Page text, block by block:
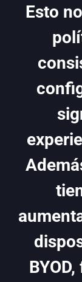
Esto